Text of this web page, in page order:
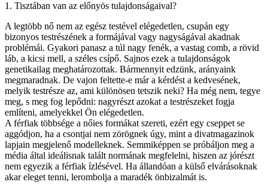
1. Tisztában van az előnyös tulajdonságaival?
A legtöbb nő nem az egész testével elégedetlen, csupán egy
bizonyos testrészének a formájával vagy nagyságával akadnak
problémái. Gyakori panasz a túl nagy fenék, a vastag comb, a rövid
láb, a kicsi mell, a széles csípő. Sajnos ezek a tulajdonságok
genetikailag meghatározottak. Bármennyit edzünk, arányaink
megmaradnak. De vajon feltette-e már a kérdést a kedvesének,
melyik testrésze az, ami különösen tetszik neki? Ha még nem, tegye
meg, s meg fog lepődni: nagyrészt azokat a testrészeket fogja
említeni, amelyekkel Ön elégedetlen.
A férfiak többsége a nőies formákat szereti, ezért egy cseppet se
aggódjon, ha a csontjai nem zörögnek úgy, mint a divatmagazinok
lapjain megjelenő modelleknek. Semmiképpen se próbáljon meg a
média által ideálisnak talált normának megfelelni, hiszen az jórészt
nem egyezik a férfiak ízlésével. Ha állandóan a külső elvárásoknak
akar eleget tenni, lerombolja a maradék önbizalmát is.